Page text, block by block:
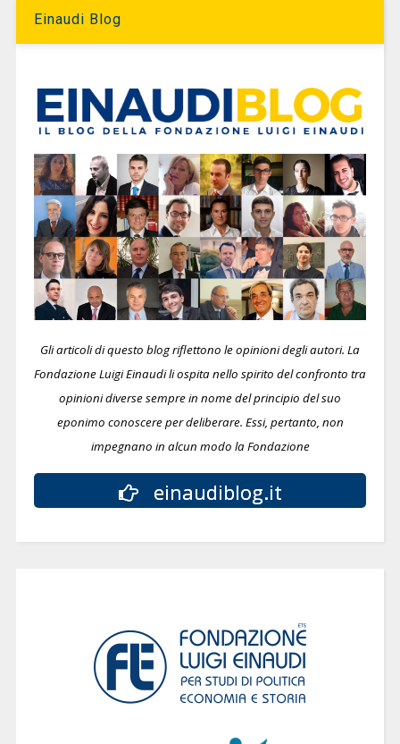
Einaudi Blog
Gli articoli di questo blog riflettono le opinioni degli autori. La
Fondazione Luigi Einaudi li ospita nello spirito del confronto tra
opinioni diverse sempre in nome del principio del suo
eponimo conoscere per deliberare. Essi, pertanto, non
impegnano in alcun modo la Fondazione
einaudiblog.it